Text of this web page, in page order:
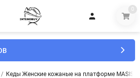
0
/ Кеды Женские кожаные на платформе MASIS